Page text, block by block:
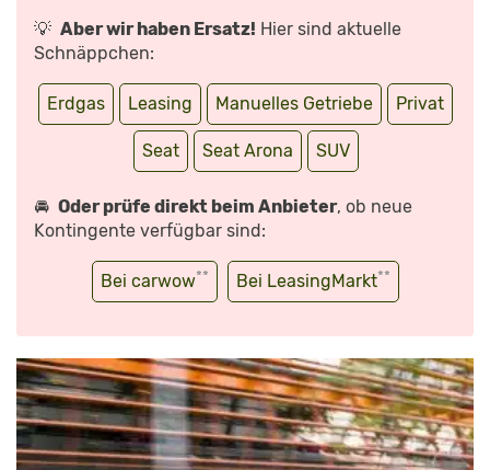
💡 Aber wir haben Ersatz! Hier sind aktuelle
Schnäppchen:
Erdgas Leasing Manuelles Getriebe Privat
Seat Seat Arona SUV
🚘 Oder prüfe direkt beim Anbieter, ob neue
Kontingente verfügbar sind:
Bei carwow** Bei LeasingMarkt**